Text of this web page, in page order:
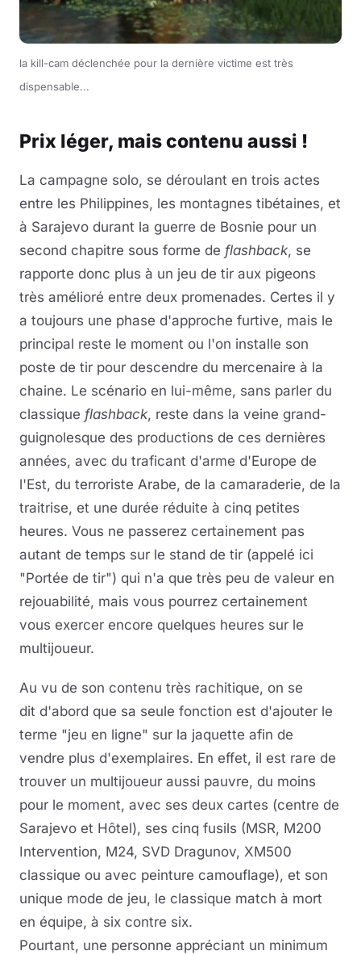
la kill-cam déclenchée pour la dernière victime est très
dispensable...
Prix léger, mais contenu aussi !
La campagne solo, se déroulant en trois actes
entre les Philippines, les montagnes tibétaines, et
à Sarajevo durant la guerre de Bosnie pour un
second chapitre sous forme de flashback, se
rapporte donc plus à un jeu de tir aux pigeons
très amélioré entre deux promenades. Certes il y
a toujours une phase d'approche furtive, mais le
principal reste le moment ou l'on installe son
poste de tir pour descendre du mercenaire à la
chaine. Le scénario en lui-même, sans parler du
classique flashback, reste dans la veine grand-
guignolesque des productions de ces dernières
années, avec du traficant d'arme d'Europe de
l'Est, du terroriste Arabe, de la camaraderie, de la
traitrise, et une durée réduite à cinq petites
heures. Vous ne passerez certainement pas
autant de temps sur le stand de tir (appelé ici
"Portée de tir") qui n'a que très peu de valeur en
rejouabilité, mais vous pourrez certainement
vous exercer encore quelques heures sur le
multijoueur.
Au vu de son contenu très rachitique, on se
dit d'abord que sa seule fonction est d'ajouter le
terme "jeu en ligne" sur la jaquette afin de
vendre plus d'exemplaires. En effet, il est rare de
trouver un multijoueur aussi pauvre, du moins
pour le moment, avec ses deux cartes (centre de
Sarajevo et Hôtel), ses cinq fusils (MSR, M200
Intervention, M24, SVD Dragunov, XM500
classique ou avec peinture camouflage), et son
unique mode de jeu, le classique match à mort
en équipe, à six contre six.
Pourtant, une personne appréciant un minimum